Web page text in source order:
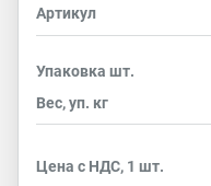
Артикул
Упаковка шт.
Вес, уп. кг
Цена с НДС, 1 шт.